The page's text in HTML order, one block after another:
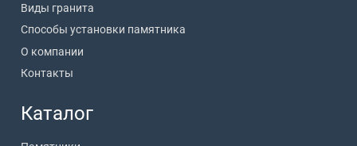
Каталог
Виды гранита
Способы установки памятника
О компании
Контакты